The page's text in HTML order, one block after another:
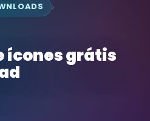
›
ícones grátis